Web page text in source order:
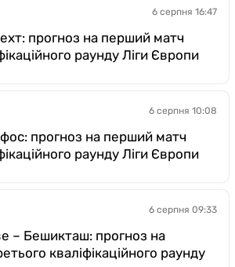
6 серпня 16:47
прогноз на перший матч
раунду Ліги Європи
6 серпня 10:08
прогноз на перший матч
раунду Ліги Європи
6 серпня 09:33
– Бешикташ: прогноз на
кваліфікаційного раунду